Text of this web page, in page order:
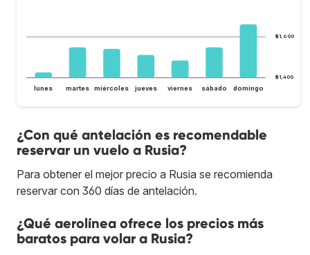
$1,400
$1,600
lunes martes miércoles jueves viernes sábado domingo
¿Con qué antelación es recomendable
reservar un vuelo a Rusia?
Para obtener el mejor precio a Rusia se recomienda
reservar con 360 días de antelación.
¿Qué aerolínea ofrece los precios más
baratos para volar a Rusia?